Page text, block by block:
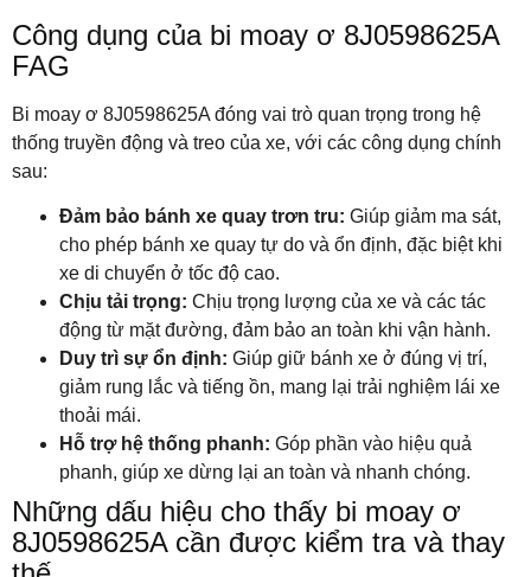
Công dụng của bi moay ơ 8J0598625A
FAG
Bi moay ơ 8J0598625A đóng vai trò quan trọng trong hệ
thống truyền động và treo của xe, với các công dụng chính
sau:
Đảm bảo bánh xe quay trơn tru: Giúp giảm ma sát,
cho phép bánh xe quay tự do và ổn định, đặc biệt khi
xe di chuyển ở tốc độ cao.
Chịu tải trọng: Chịu trọng lượng của xe và các tác
động từ mặt đường, đảm bảo an toàn khi vận hành.
Duy trì sự ổn định: Giúp giữ bánh xe ở đúng vị trí,
giảm rung lắc và tiếng ồn, mang lại trải nghiệm lái xe
thoải mái.
Hỗ trợ hệ thống phanh: Góp phần vào hiệu quả
phanh, giúp xe dừng lại an toàn và nhanh chóng.
Những dấu hiệu cho thấy bi moay ơ
8J0598625A cần được kiểm tra và thay